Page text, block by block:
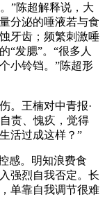
”陈超解释说，大
分泌的唾液若与食
牙齿；频繁刺激唾
“发腮”。“很多人
小铃铛。”陈超形
王楠对中青报·
责、愧疚，觉得
活过成这样？”
感。明知浪费食
强烈自我否定。长
单靠自我调节很难